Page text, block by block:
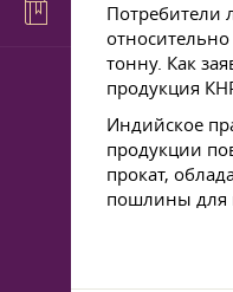
Потребители
тонну. Как
продукция
Индийское
продукции
прокат,
пошлины для